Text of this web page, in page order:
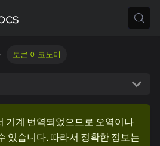
토큰 이코노미
기계 번역되었으므로 오역이나
있습니다. 따라서 정확한 정보는